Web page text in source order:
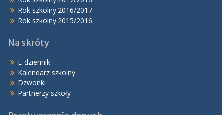
Rok szkolny 2016/2017
Rok szkolny 2015/2016
Na skróty
E-dziennik
Kalendarz szkolny
Dzwonki
Partnerzy szkoły